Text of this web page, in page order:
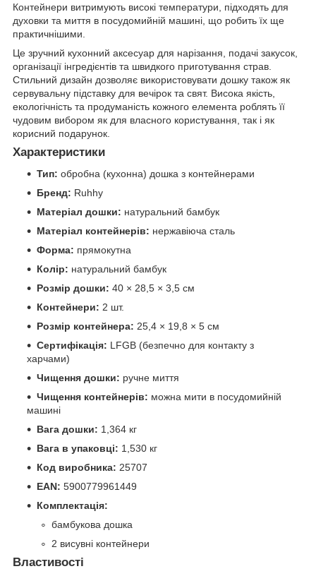
Контейнери витримують високі температури, підходять для
духовки та миття в посудомийній машині, що робить їх ще
практичнішими.
Це зручний кухонний аксесуар для нарізання, подачі закусок,
організації інгредієнтів та швидкого приготування страв.
Стильний дизайн дозволяє використовувати дошку також як
сервувальну підставку для вечірок та свят. Висока якість,
екологічність та продуманість кожного елемента роблять її
чудовим вибором як для власного користування, так і як
корисний подарунок.
Характеристики
Тип: обробна (кухонна) дошка з контейнерами
Бренд: Ruhhy
Матеріал дошки: натуральний бамбук
Матеріал контейнерів: нержавіюча сталь
Форма: прямокутна
Колір: натуральний бамбук
Розмір дошки: 40 × 28,5 × 3,5 см
Контейнери: 2 шт.
Розмір контейнера: 25,4 × 19,8 × 5 см
Сертифікація: LFGB (безпечно для контакту з
харчами)
Чищення дошки: ручне миття
Чищення контейнерів: можна мити в посудомийній
машині
Вага дошки: 1,364 кг
Вага в упаковці: 1,530 кг
Код виробника: 25707
EAN: 5900779961449
Комплектація:
бамбукова дошка
2 висувні контейнери
Властивості